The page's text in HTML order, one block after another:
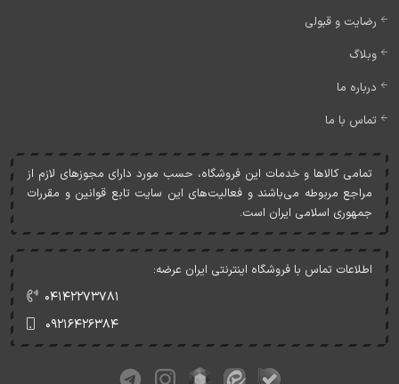
رضایت و قبولی
وبلاگ
درباره ما
تماس با ما
تمامی کالاها و خدمات اين فروشگاه، حسب مورد دارای مجوزهای لازم از
مراجع مربوطه می‌باشند و فعاليت‌های اين سايت تابع قوانين و مقررات
جمهوری اسلامی ايران است.
اطلاعات تماس با فروشگاه اینترنتی ایران عرضه:
۰۴۱۴۲۲۷۳۷۸۱
۰۹۲۱۶۴۲۶۳۸۴